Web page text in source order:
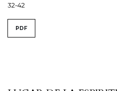
32-42
PDF